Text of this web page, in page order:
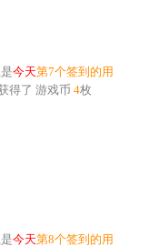
今天第7个签到的用
得了 游戏币 4枚
今天第8个签到的用